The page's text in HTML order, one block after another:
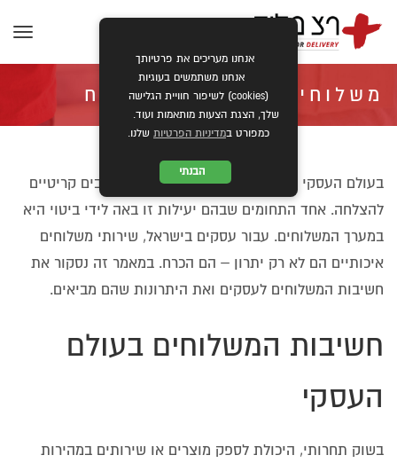
משלוחים לעסקים: המפתח
להצלחה בשוק הישראלי
התחרותי
בעולם העסקי המודרני, יעילות ומהירות הן מרכיבים קריטיים
להצלחה. אחד התחומים שבהם יעילות זו באה לידי ביטוי היא
במערך המשלוחים. עבור עסקים בישראל, שירותי משלוחים
איכותיים הם לא רק יתרון – הם הכרח. במאמר זה נסקור את
חשיבות המשלוחים לעסקים ואת היתרונות שהם מביאים.
חשיבות המשלוחים בעולם
העסקי
בשוק תחרותי, היכולת לספק מוצרים או שירותים במהירות
אנחנו מעריכים את פרטיותך
אנחנו משתמשים בעוגיות
(cookies) לשיפור חוויית הגלישה
שלך, הצגת הצעות מותאמות ועוד.
כמפורט במדיניות הפרטיות שלנו.
הבנתי